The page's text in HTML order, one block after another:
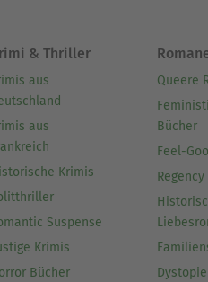
& Thriller
aus
aus
Krimis
Suspense
Krimis
Bücher
Queere
Bücher
Feel-